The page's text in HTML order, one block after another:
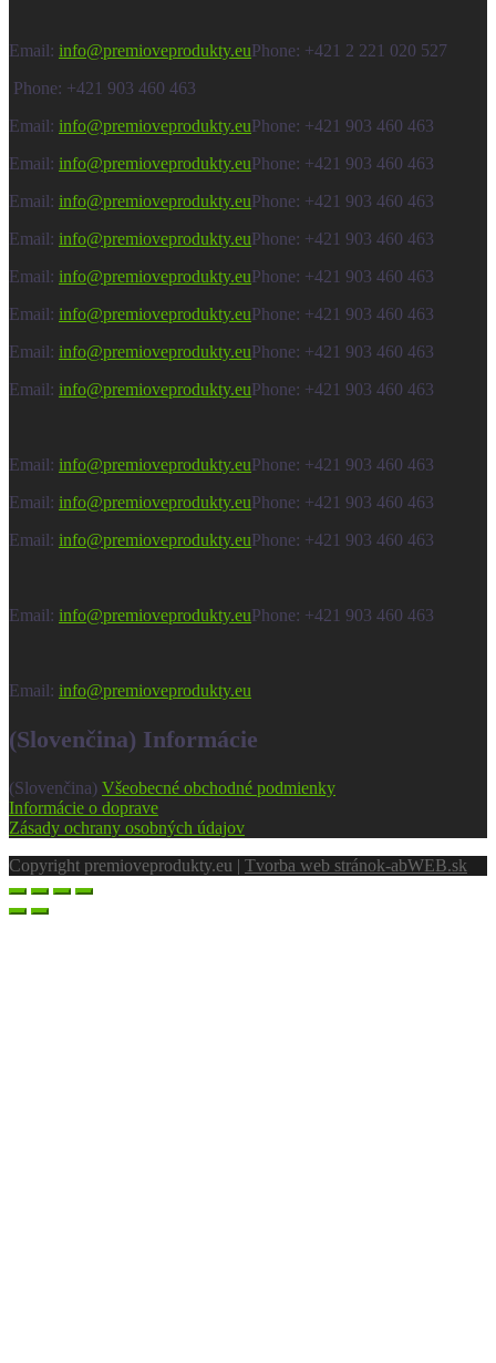
Email: info@premioveprodukty.euPhone: +421 2 221 020 527
Phone: +421 903 460 463
Email: info@premioveprodukty.euPhone: +421 903 460 463
Email: info@premioveprodukty.euPhone: +421 903 460 463
Email: info@premioveprodukty.euPhone: +421 903 460 463
Email: info@premioveprodukty.euPhone: +421 903 460 463
Email: info@premioveprodukty.euPhone: +421 903 460 463
Email: info@premioveprodukty.euPhone: +421 903 460 463
Email: info@premioveprodukty.euPhone: +421 903 460 463
Email: info@premioveprodukty.euPhone: +421 903 460 463
Email: info@premioveprodukty.euPhone: +421 903 460 463
Email: info@premioveprodukty.euPhone: +421 903 460 463
Email: info@premioveprodukty.euPhone: +421 903 460 463
Email: info@premioveprodukty.euPhone: +421 903 460 463
Email: info@premioveprodukty.eu
(Slovenčina) Informácie
(Slovenčina) Všeobecné obchodné podmienky
Informácie o doprave
Zásady ochrany osobných údajov
Copyright premioveprodukty.eu | Tvorba web stránok-abWEB.sk